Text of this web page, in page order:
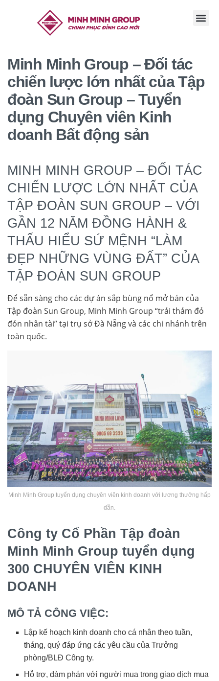
Minh Minh Group – Đối tác
chiến lược lớn nhất của Tập
đoàn Sun Group – Tuyển
dụng Chuyên viên Kinh
doanh Bất động sản
MINH MINH GROUP – ĐỐI TÁC
CHIẾN LƯỢC LỚN NHẤT CỦA
TẬP ĐOÀN SUN GROUP – VỚI
GẦN 12 NĂM ĐỒNG HÀNH &
THẤU HIỂU SỨ MỆNH “LÀM
ĐẸP NHỮNG VÙNG ĐẤT” CỦA
TẬP ĐOÀN SUN GROUP
Để sẵn sàng cho các dự án sắp bùng nổ mở bán của
Tập đoàn Sun Group, Minh Minh Group “trải thảm đỏ
đón nhân tài” tại trụ sở Đà Nẵng và các chi nhánh trên
toàn quốc.
Minh Minh Group tuyển dụng chuyên viên kinh doanh với lương thưởng hấp
dẫn.
Công ty Cổ Phần Tập đoàn
Minh Minh Group tuyển dụng
300 CHUYÊN VIÊN KINH
DOANH
MÔ TẢ CÔNG VIỆC:
Lập kế hoạch kinh doanh cho cá nhân theo tuần,
tháng, quý đáp ứng các yêu cầu của Trưởng
phòng/BLĐ Công ty.
Hỗ trợ, đàm phán với người mua trong giao dịch mua